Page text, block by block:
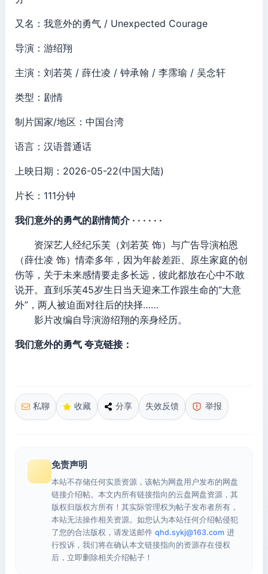
又名：我意外的勇气 / Unexpected Courage
导演：游绍翔
主演：刘若英 / 薛仕凌 / 钟承翰 / 李霈瑜 / 吴念轩
类型：剧情
制片国家/地区：中国台湾
语言：汉语普通话
上映日期：2026-05-22(中国大陆)
片长：111分钟
我们意外的勇气的剧情简介 · · · · · ·
资深艺人经纪乐芙（刘若英 饰）与广告导演柏恩
（薛仕凌 饰）情牵多年，因为年龄差距、原生家庭的创
伤等，关于未来感情要走多长远，彼此都放在心中不敢
说开。直到乐芙45岁生日当天迎来工作跟生命的“大意
外”，两人被迫面对往后的抉择……
影片改编自导演游绍翔的亲身经历。
我们意外的勇气 夸克链接：
私聊 收藏 分享 失效反馈 举报
免责声明
本站不存储任何实质资源，该帖为网盘用户发布的网盘
链接介绍帖。本文内所有链接指向的云盘网盘资源，其
版权归版权方所有！其实际管理权为帖子发布者所有，
本站无法操作相关资源。如您认为本站任何介绍帖侵犯
了您的合法版权，请发送邮件 qhd.sykj@163.com 进
行投诉，我们将在确认本文链接指向的资源存在侵权
后，立即删除相关介绍帖子！